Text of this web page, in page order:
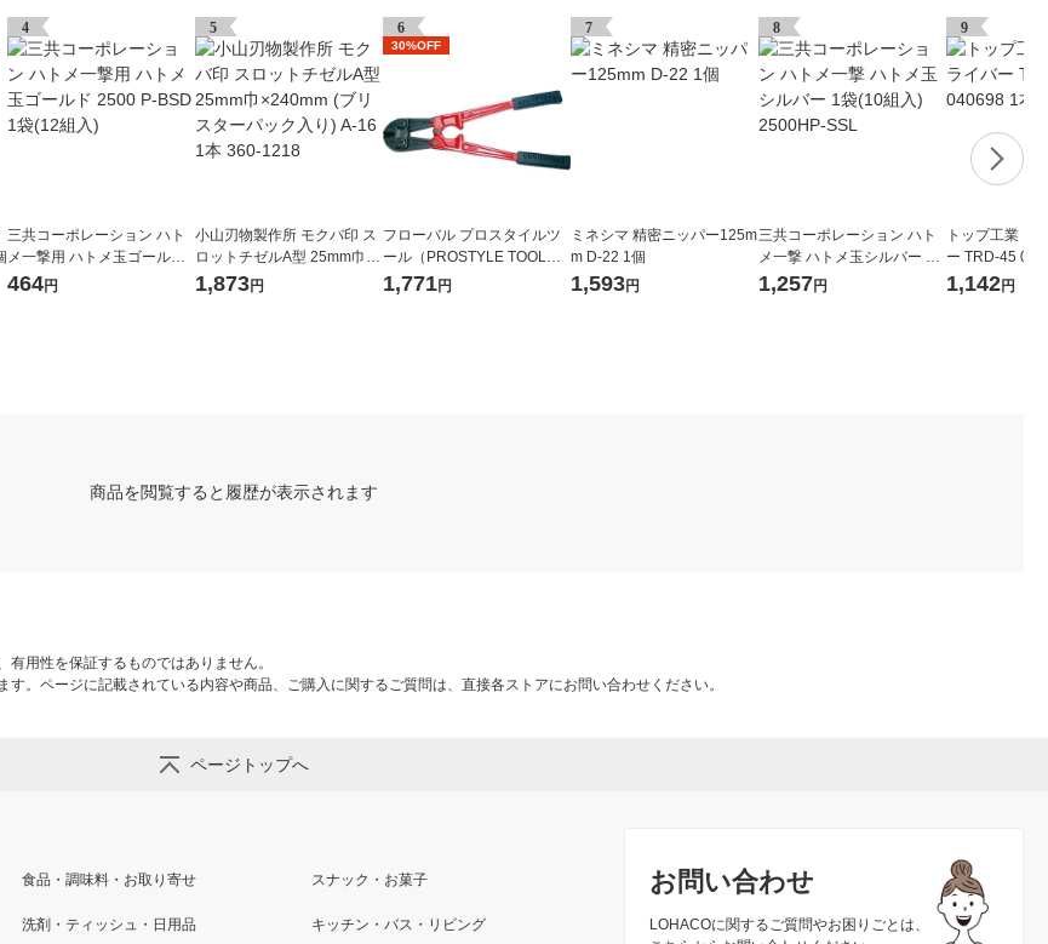
4
三共コーポレーション ハト
メ一撃用 ハトメ玉ゴールド
2500 P-BSD 1袋(12組入)
464円
5
小山刃物製作所 モクバ印 ス
ロットチゼルA型 25mm巾×2
40mm (ブリスターパック入
1,873円
6
30%OFF
フローバル プロスタイルツ
ール（PROSTYLE TOOL）
ボルトクリッパー 300 GK-1
1,771円
7
ミネシマ 精密ニッパー125m
m D-22 1個
1,593円
8
三共コーポレーション ハト
メ一撃 ハトメ玉シルバー 1
袋(10組入) 2500HP-SSL
1,257円
9
トップ工業 コ
ー TRD-45
1,142円
商品を閲覧すると履歴が表示されます
用性を保証するものではありません。
。ページに記載されている内容や商品、ご購入に関するご質問は、直接各ストアにお問い合わせください。
ページトップへ
お問い合わせ
LOHACOに関するご質問やお困りごとは、
食品・調味料・お取り寄せ スナック・お菓子
洗剤・ティッシュ・日用品 キッチン・バス・リビング